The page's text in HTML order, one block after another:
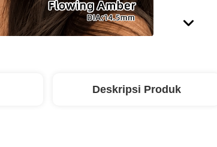
Deskripsi Produk